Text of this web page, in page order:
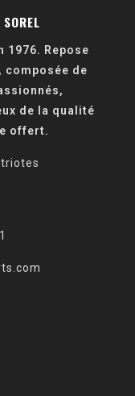
1976. Repose
composée de
de la qualité
offert.